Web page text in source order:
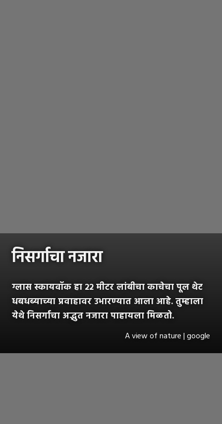
निसर्गाचा नजारा
ग्लास स्कायवॉक हा २२ मीटर लांबीचा काचेचा पूल थेट
धबधब्याच्या प्रवाहावर उभारण्यात आला आहे. तुम्हाला
येथे निसर्गाचा अद्भुत नजारा पाहायला मिळतो.
A view of nature | google